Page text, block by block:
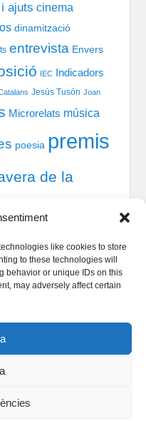
like cookies to store
to these technologies will
behavior or unique IDs on this
may adversely affect certain
ajuts cinema
dinamització
entrevista Envers
IEC
Indicadors
Jesús Tusón Joan
Microrelats música
poesia premis
de la
xerrada